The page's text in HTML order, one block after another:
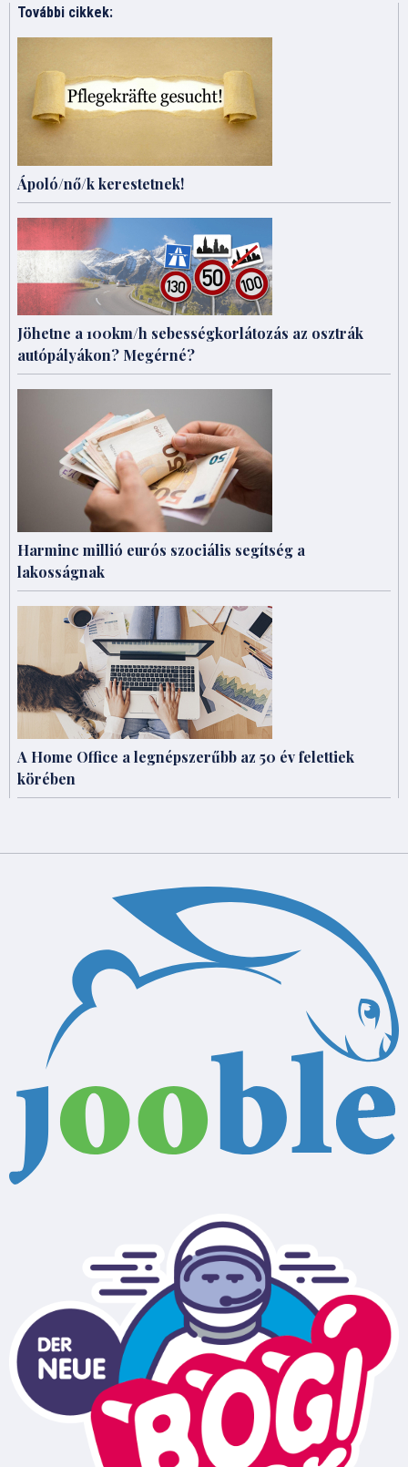
További cikkek:
Ápoló/nő/k kerestetnek!
Jöhetne a 100km/h sebességkorlátozás az osztrák
autópályákon? Megérné?
Harminc millió eurós szociális segítség a
lakosságnak
A Home Office a legnépszerűbb az 50 év felettiek
körében